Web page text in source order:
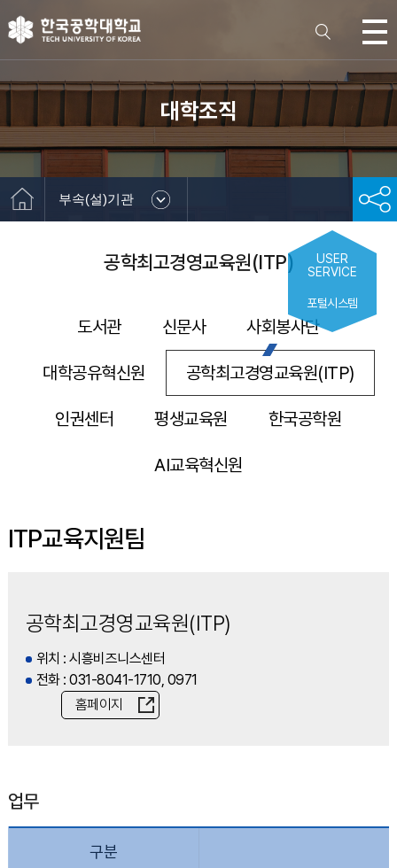
USER
SERVICE
포털시스템
대학조직
부속(설)기관
공학최고경영교육원(ITP)
도서관 신문사 사회봉사단
대학공유혁신원 공학최고경영교육원(ITP)
인권센터 평생교육원 한국공학원
AI교육혁신원
ITP교육지원팀
공학최고경영교육원(ITP)
위치 : 시흥비즈니스센터
전화 : 031-8041-1710, 0971
홈페이지
업무
구분